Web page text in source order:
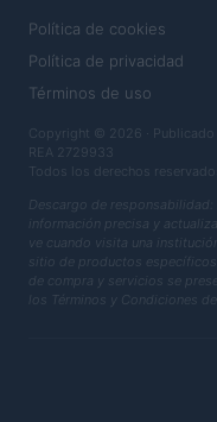
Política de cookies
Política de privacidad
Términos de uso
Copyright © 2026 ·
REA 2729933
Todos los derechos
Descargo de responsabilidad:
información precisa y
ve cuando visita una
sitio de productos
de compra y servicios se
los Términos y Condiciones